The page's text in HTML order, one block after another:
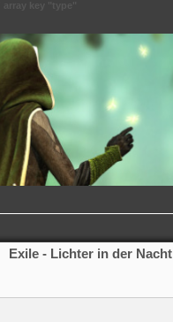
Exile - Lichter in der Nacht